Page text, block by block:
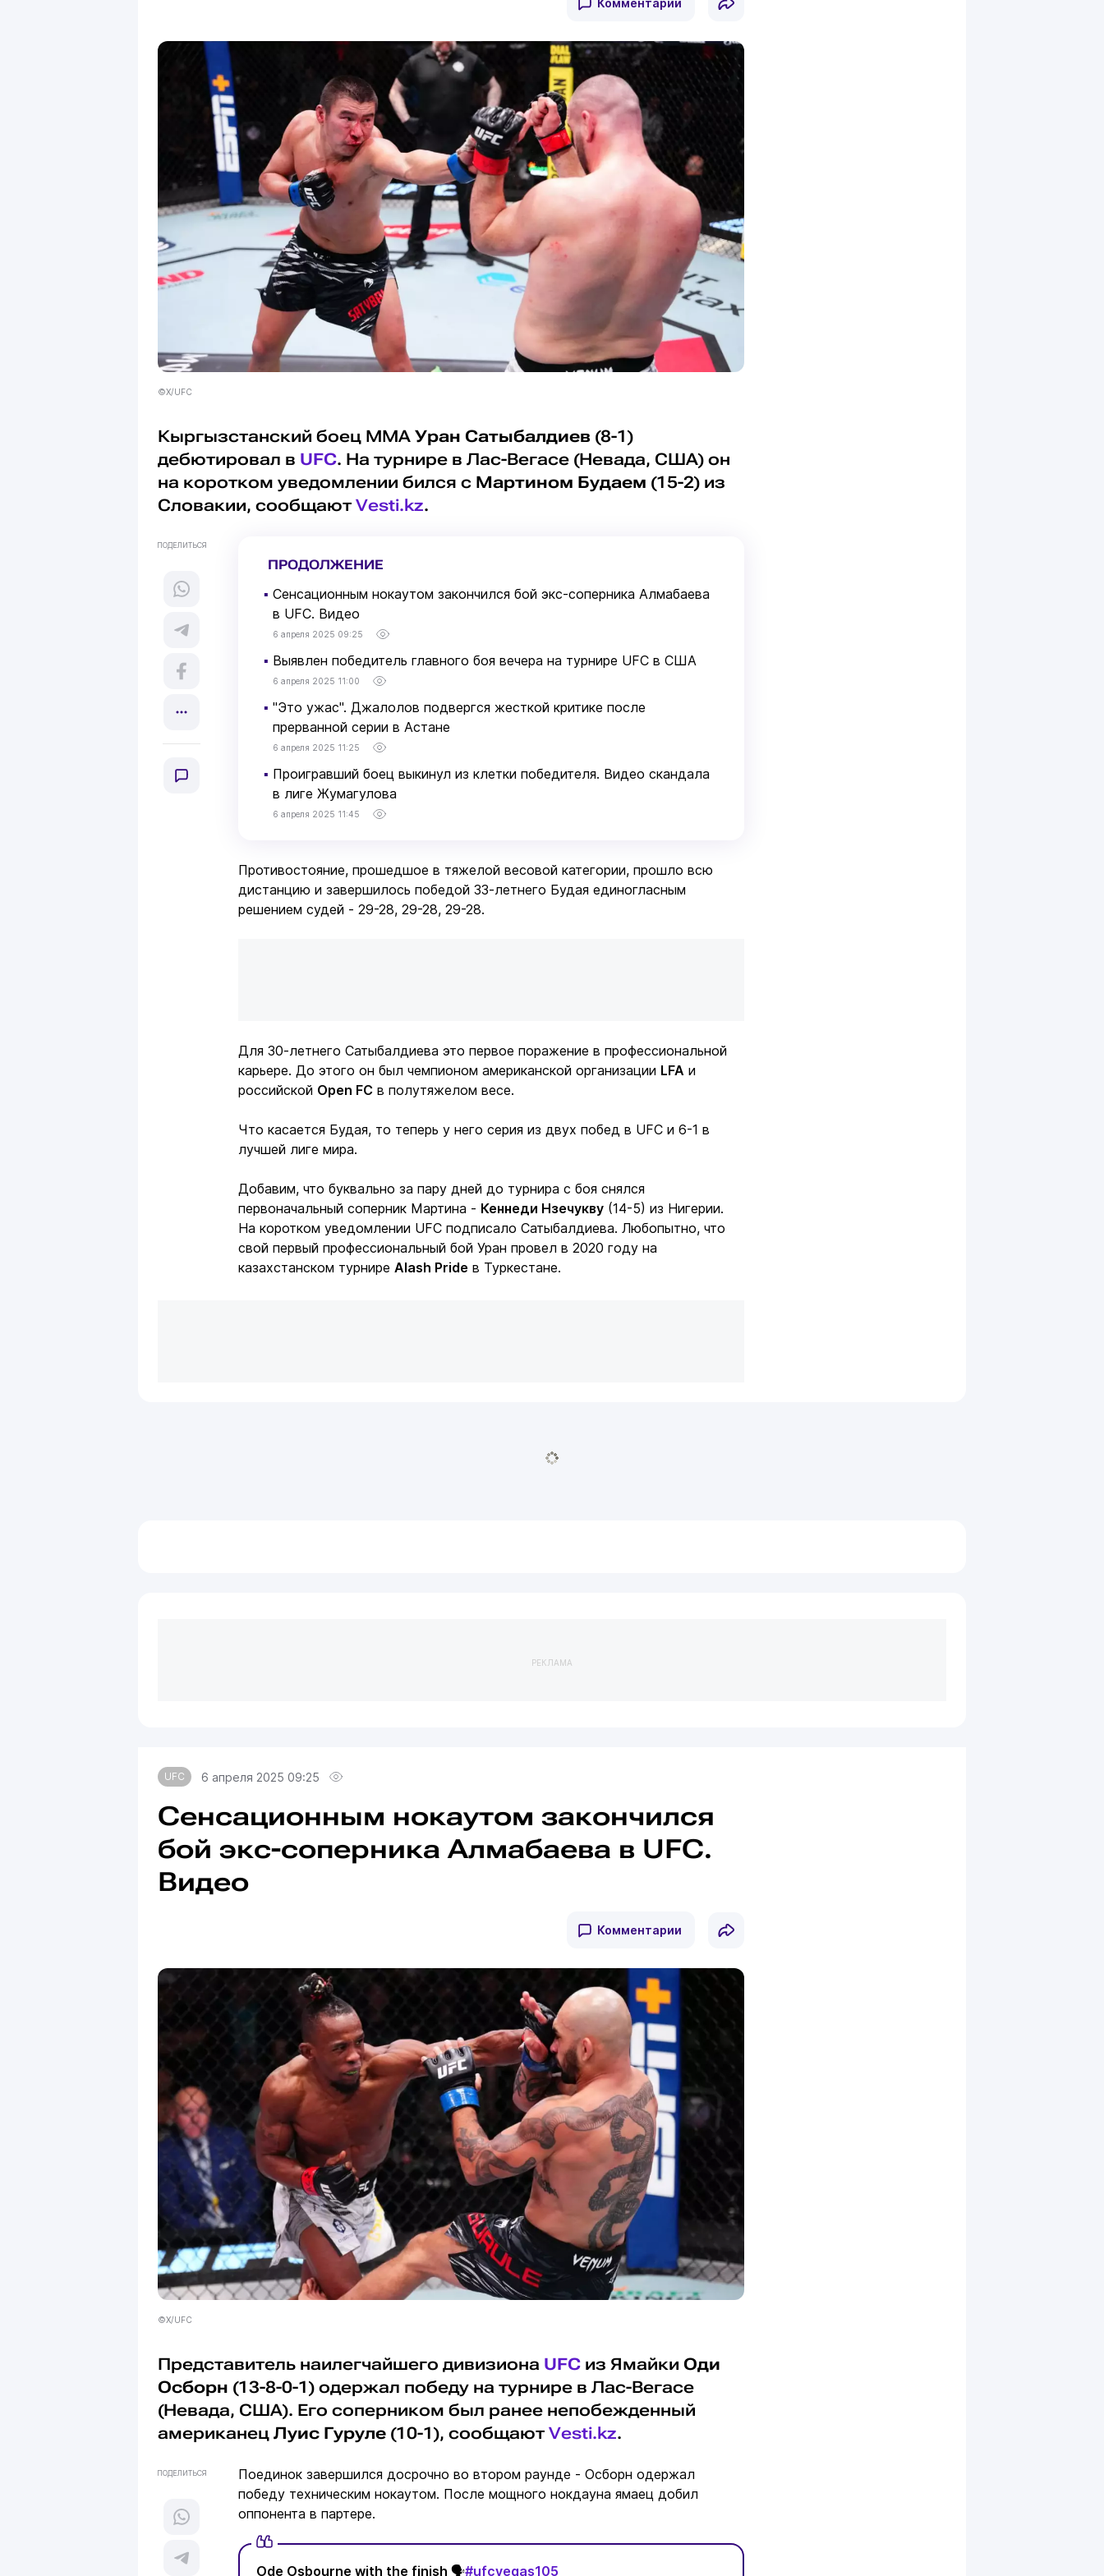
Комментарии
©X/UFC
Кыргызстанский боец ММА Уран Сатыбалдиев (8-1)
дебютировал в UFC. На турнире в Лас-Вегасе (Невада, США) он
на коротком уведомлении бился с Мартином Будаем (15-2) из
Словакии, сообщают Vesti.kz.
ПОДЕЛИТЬСЯ
ПРОДОЛЖЕНИЕ
▪ Сенсационным нокаутом закончился бой экс-соперника Алмабаева
в UFC. Видео
6 апреля 2025 09:25
▪ Выявлен победитель главного боя вечера на турнире UFC в США
6 апреля 2025 11:00
▪ "Это ужас". Джалолов подвергся жесткой критике после
прерванной серии в Астане
6 апреля 2025 11:25
▪ Проигравший боец выкинул из клетки победителя. Видео скандала
в лиге Жумагулова
6 апреля 2025 11:45
Противостояние, прошедшое в тяжелой весовой категории, прошло всю
дистанцию и завершилось победой 33-летнего Будая единогласным
решением судей - 29-28, 29-28, 29-28.
Для 30-летнего Сатыбалдиева это первое поражение в профессиональной
карьере. До этого он был чемпионом американской организации LFA и
российской Open FC в полутяжелом весе.
Что касается Будая, то теперь у него серия из двух побед в UFC и 6-1 в
лучшей лиге мира.
Добавим, что буквально за пару дней до турнира с боя снялся
первоначальный соперник Мартина - Кеннеди Нзечукву (14-5) из Нигерии.
На коротком уведомлении UFC подписало Сатыбалдиева. Любопытно, что
свой первый профессиональный бой Уран провел в 2020 году на
казахстанском турнире Alash Pride в Туркестане.
РЕКЛАМА
UFC 6 апреля 2025 09:25
Сенсационным нокаутом закончился
бой экс-соперника Алмабаева в UFC.
Видео
Комментарии
©X/UFC
Представитель наилегчайшего дивизиона UFC из Ямайки Оди
Осборн (13-8-0-1) одержал победу на турнире в Лас-Вегасе
(Невада, США). Его соперником был ранее непобежденный
американец Луис Гуруле (10-1), сообщают Vesti.kz.
ПОДЕЛИТЬСЯ
Поединок завершился досрочно во втором раунде - Осборн одержал
победу техническим нокаутом. После мощного нокдауна ямаец добил
оппонента в партере.
Ode Osbourne with the finish 🗣️#ufcvegas105